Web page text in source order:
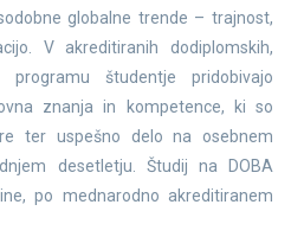
globalne trende – trajnost,
V akreditiranih dodiplomskih,
študentje pridobivajo
znanja in kompetence, ki so
ter uspešno delo na osebnem
desetletju. Študij na DOBA
po mednarodno akreditiranem